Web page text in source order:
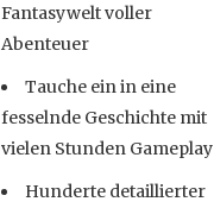
Fantasywelt voller
Abenteuer
Tauche ein in eine
fesselnde Geschichte mit
vielen Stunden Gameplay
Hunderte detaillierter